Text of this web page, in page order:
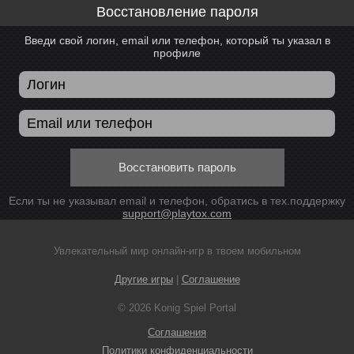
Восстановление пароля
Введи свой логин, email или телефон, который ты указал в
профиле
Восстановить пароль
Если ты не указывал email и телефон, обратись в тех.поддержку
support@playtox.com
Увлекательный мир онлайн-игр в твоем мобильном
Другие игры| Соглашение
© 2026 Konig Spiel Portal
Соглашения
Политики конфиденциальности